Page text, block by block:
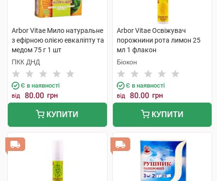
Arbor Vitae Мило натуральне
з ефірною олією евкаліпту та
медом 75 г 1 шт
ПКК ДНД
Є в наявності
від 80.00 грн
КУПИТИ
Arbor Vitae Освіжувач
порожнини рота лимон 25
мл 1 флакон
Біокон
Є в наявності
від 80.00 грн
КУПИТИ